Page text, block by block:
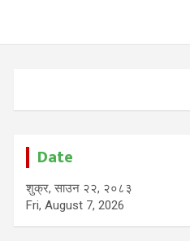
Date
शुक्र, साउन २२, २०८३
Fri, August 7, 2026